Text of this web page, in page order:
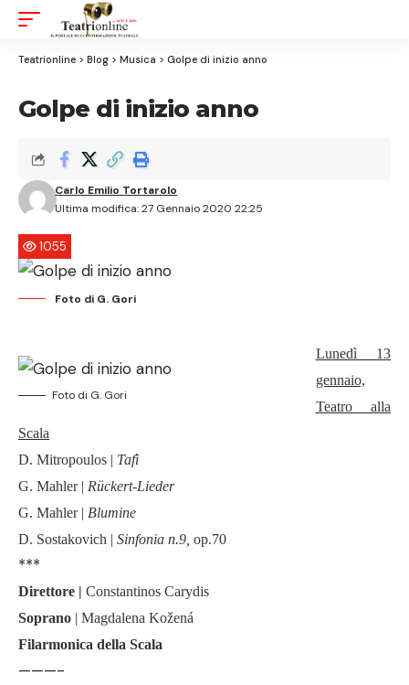
Teatrionline > Blog > Musica > Golpe di inizio anno
Golpe di inizio anno
Ultima modifica: 27 Gennaio 2020 22:25
Carlo Emilio Tortarolo
1055
Foto di G. Gori
Foto di G. Gori
Lunedì 13
gennaio,
Teatro alla
Scala
D. Mitropoulos | Tafì
G. Mahler | Rückert-Lieder
G. Mahler| Blumine
D. Sostakovich | Sinfonia n.9, op.70
***
Direttore | Constantinos Carydis
Soprano | Magdalena Kožená
Filarmonica della Scala
———-